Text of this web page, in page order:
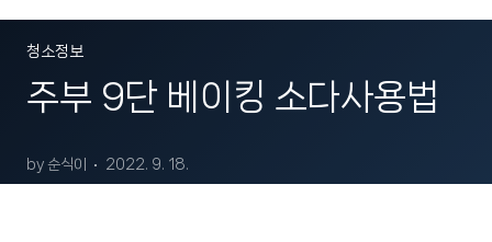
청소정보
주부 9단 베이킹 소다사용법
by 순식이 2022. 9. 18.